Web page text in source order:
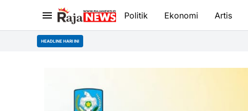
Politik Ekonomi Artis
HEADLINE HARI INI